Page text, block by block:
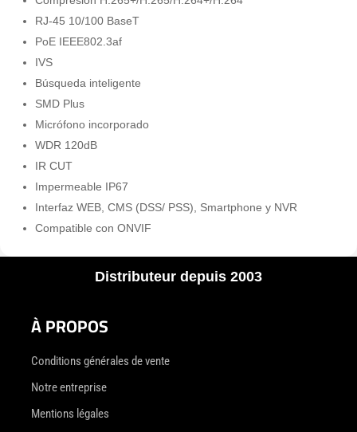
RJ-45 10/100 BaseT
PoE IEEE802.3af
IVS
Búsqueda inteligente
SMD Plus
Micrófono incorporado
WDR 120dB
IR CUT
Impermeable IP67
Interfaz WEB, CMS (DSS/ PSS), Smartphone y NVR
Compatible con ONVIF
Distributeur depuis 2003
À PROPOS
Conditions générales de vente
Notre entreprise
Mentions légales